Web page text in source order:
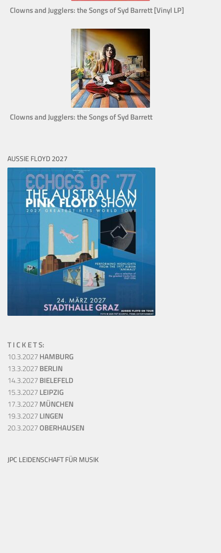
Clowns and Jugglers: the Songs of Syd Barrett [Vinyl LP]
Clowns and Jugglers: the Songs of Syd Barrett
AUSSIE FLOYD 2027
T I C K E T S:
10.3.2027HAMBURG
13.3.2027BERLIN
14.3.2027BIELEFELD
15.3.2027LEIPZIG
17.3.2027MÜNCHEN
19.3.2027LINGEN
20.3.2027OBERHAUSEN
JPC LEIDENSCHAFT FÜR MUSIK